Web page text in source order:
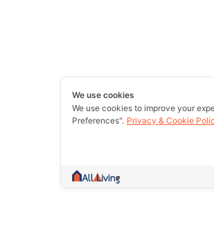
We use cookies
We use cookies to improve your
Preferences". Privacy & Cookie